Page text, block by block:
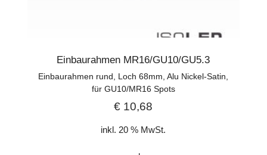
Einbaurahmen MR16/GU10/GU5.3
Einbaurahmen rund, Loch 68mm, Alu Nickel-Satin,
für GU10/MR16 Spots
€ 10,68
inkl. 20 % MwSt.